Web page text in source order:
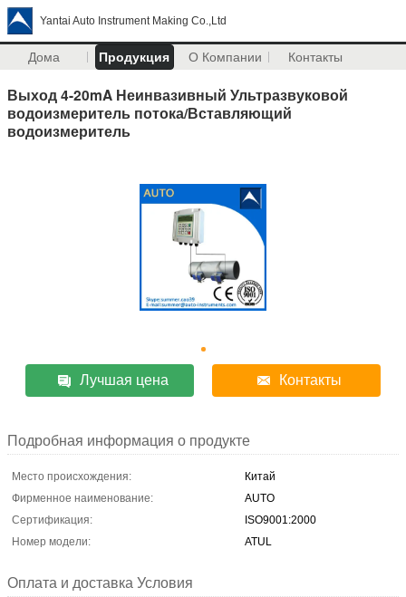
Yantai Auto Instrument Making Co.,Ltd
Дома Продукция О Компании Контакты
Выход 4-20mA Неинвазивный Ультразвуковой
водоизмеритель потока/Вставляющий
водоизмеритель
Лучшая цена Контакты
Подробная информация о продукте
Место происхождения:
Китай
Фирменное наименование:
AUTO
Сертификация:
ISO9001:2000
Номер модели:
ATUL
Оплата и доставка Условия